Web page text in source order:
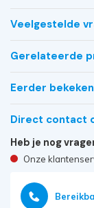
Veelgestelde
Gerelateerde
Eerder
Direct contact
Heb je nog
Onze